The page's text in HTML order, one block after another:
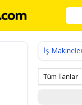
İş
Tüm İlanlar